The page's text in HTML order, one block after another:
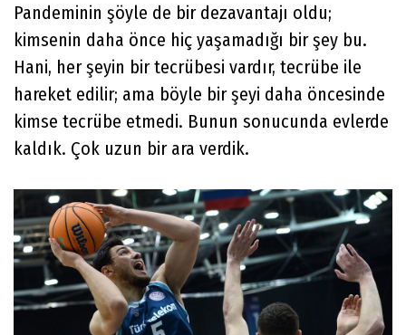
Pandeminin şöyle de bir dezavantajı oldu;
kimsenin daha önce hiç yaşamadığı bir şey bu.
Hani, her şeyin bir tecrübesi vardır, tecrübe ile
hareket edilir; ama böyle bir şeyi daha öncesinde
kimse tecrübe etmedi. Bunun sonucunda evlerde
kaldık. Çok uzun bir ara verdik.